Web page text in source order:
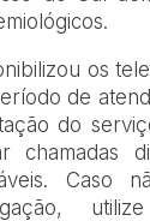
os
de
do
chamadas
Caso